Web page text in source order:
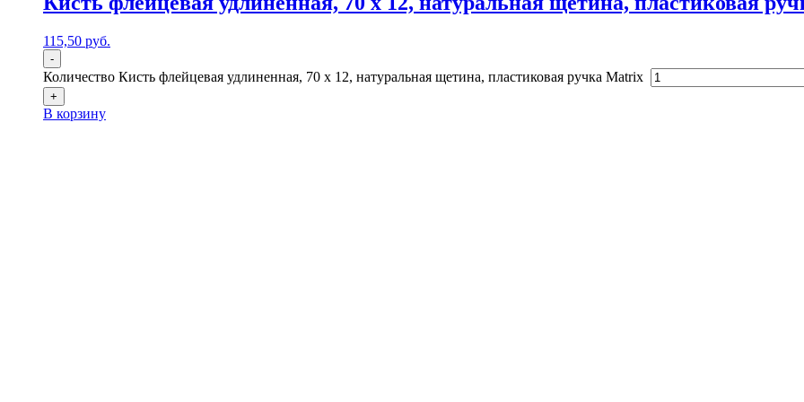
115,50 руб.
-
Количество Кисть флейцевая удлиненная, 70 x 12, натуральная щетина, пластиковая ручка Matrix
+
В корзину